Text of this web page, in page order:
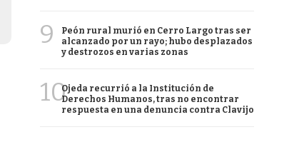
9
Peón rural murió en Cerro Largo tras ser
alcanzado por un rayo; hubo desplazados
y destrozos en varias zonas
10Ojeda recurrió a la Institución de
Derechos Humanos, tras no encontrar
respuesta en una denuncia contra Clavijo